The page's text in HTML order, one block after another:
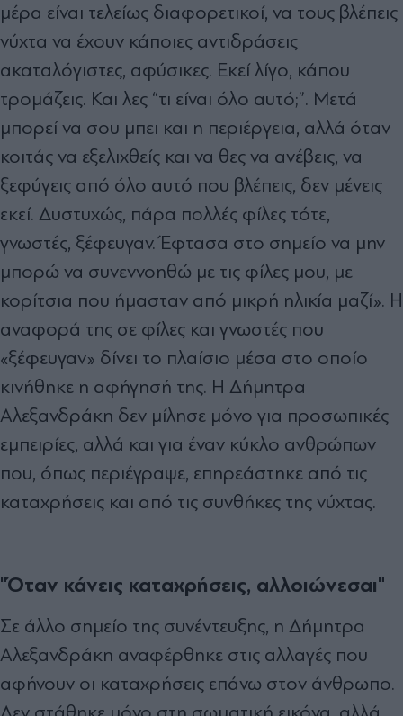
μέρα είναι τελείως διαφορετικοί, να τους βλέπεις
νύχτα να έχουν κάποιες αντιδράσεις
ακαταλόγιστες, αφύσικες. Εκεί λίγο, κάπου
τρομάζεις. Και λες “τι είναι όλο αυτό;”. Μετά
μπορεί να σου μπει και η περιέργεια, αλλά όταν
κοιτάς να εξελιχθείς και να θες να ανέβεις, να
ξεφύγεις από όλο αυτό που βλέπεις, δεν μένεις
εκεί. Δυστυχώς, πάρα πολλές φίλες τότε,
γνωστές, ξέφευγαν. Έφτασα στο σημείο να μην
μπορώ να συνεννοηθώ με τις φίλες μου, με
κορίτσια που ήμασταν από μικρή ηλικία μαζί». Η
αναφορά της σε φίλες και γνωστές που
«ξέφευγαν» δίνει το πλαίσιο μέσα στο οποίο
κινήθηκε η αφήγησή της. Η Δήμητρα
Αλεξανδράκη δεν μίλησε μόνο για προσωπικές
εμπειρίες, αλλά και για έναν κύκλο ανθρώπων
που, όπως περιέγραψε, επηρεάστηκε από τις
καταχρήσεις και από τις συνθήκες της νύχτας.
"Όταν κάνεις καταχρήσεις, αλλοιώνεσαι"
Σε άλλο σημείο της συνέντευξης, η Δήμητρα
Αλεξανδράκη αναφέρθηκε στις αλλαγές που
αφήνουν οι καταχρήσεις επάνω στον άνθρωπο.